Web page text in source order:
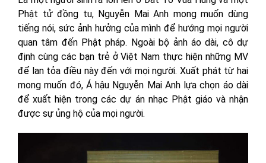
Phật tử đồng tu, Nguyễn Mai Anh mong muốn dùng
tiếng nói, sức ảnh hưởng của mình để hướng mọi người
quan tâm đến Phật pháp. Ngoài bộ ảnh áo dài, cô dự
định cùng các bạn trẻ ở Việt Nam thực hiện những MV
để lan tỏa điều này đến với mọi người. Xuất phát từ hai
mong muốn đó, Á hậu Nguyễn Mai Anh lựa chọn áo dài
để xuất hiện trong các dự án nhạc Phật giáo và nhận
được sự ủng hộ của mọi người.